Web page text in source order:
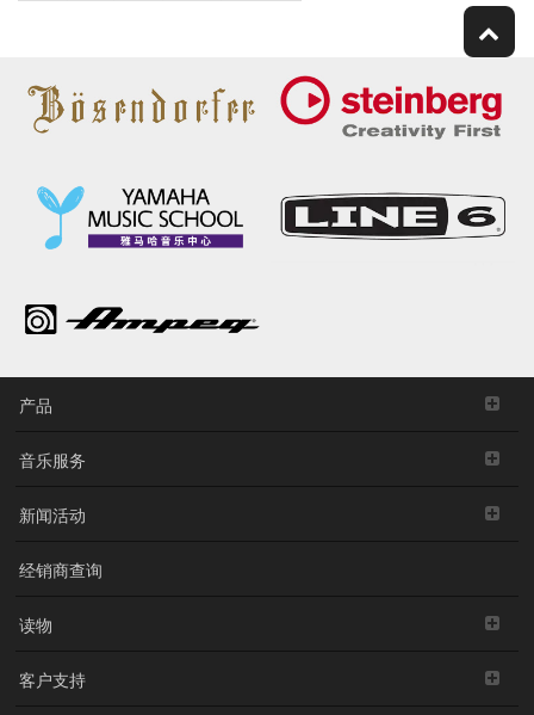
产品
音乐服务
新闻活动
经销商查询
读物
客户支持